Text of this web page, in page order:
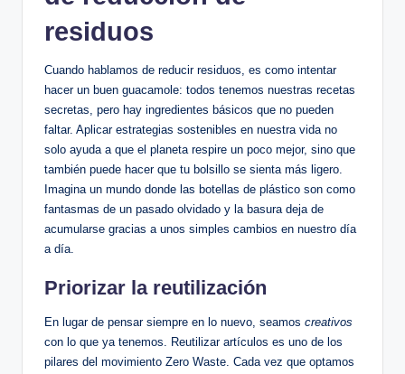
residuos
Cuando hablamos de reducir residuos, es como intentar
hacer un buen guacamole: todos tenemos nuestras recetas
secretas, pero hay ingredientes básicos que no pueden
faltar. Aplicar estrategias sostenibles en nuestra vida no
solo ayuda a que el planeta respire un poco mejor, sino que
también puede hacer que tu bolsillo se sienta más ligero.
Imagina un mundo donde las botellas de plástico son como
fantasmas de un pasado olvidado y la basura deja de
acumularse gracias a unos simples cambios en nuestro día
a día.
Priorizar la reutilización
En lugar de pensar siempre en lo nuevo, seamos creativos
con lo que ya tenemos. Reutilizar artículos es uno de los
pilares del movimiento Zero Waste. Cada vez que optamos